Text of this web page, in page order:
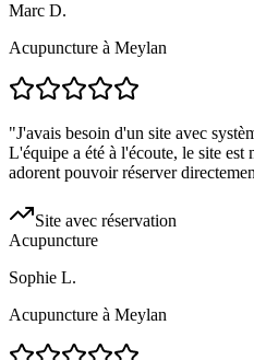
Marc D.
Acupuncture à Meylan
"J'avais besoin d'un site avec
L'équipe a été à l'écoute, le site est
adorent pouvoir réserver
Site avec réservation
Acupuncture
Sophie L.
Acupuncture à Meylan